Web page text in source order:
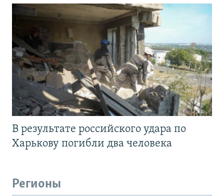
В результате российского удара по
Харькову погибли два человека
Регионы